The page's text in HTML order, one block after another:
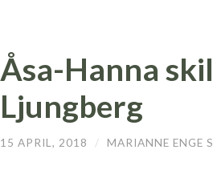
Åsa-Hanna
Ljungberg
15 APRIL, 2018 / MARIANNE ENGE